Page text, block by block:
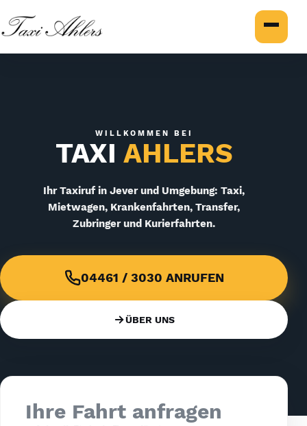
WILLKOMMEN BEI
TAXI AHLERS
Ihr Taxiruf in Jever und Umgebung: Taxi,
Mietwagen, Krankenfahrten, Transfer,
Zubringer und Kurierfahrten.
04461 / 3030 ANRUFEN
ÜBER UNS
Ihre Fahrt anfragen